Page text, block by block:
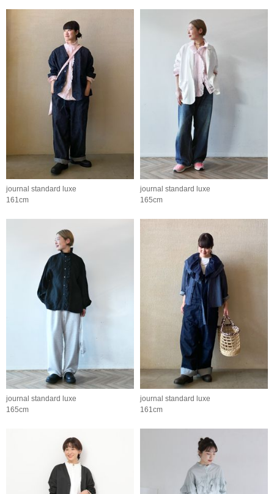
journal standard luxe
161cm
journal standard luxe
165cm
journal standard luxe
165cm
journal standard luxe
161cm